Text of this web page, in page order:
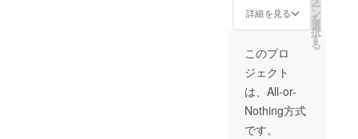
させて
持って
す。 無
作が完
了した
手紙を
5個」
✔「防
ンプ
ワーク
ショッ
プ開催
権」
✔「オ
derス
テッ
(青)」
✔「Fun
derス
テッ
カー(ス
ペシャ
詳細を見る ー
ン
を
選
択
す
る
このプロ
ジェクト
は、All-or-
Nothing方式
です。